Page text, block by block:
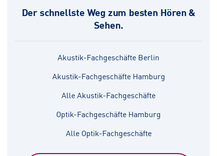
Der schnellste Weg zum besten Hören &
Sehen.
Akustik-Fachgeschäfte Berlin
Akustik-Fachgeschäfte Hamburg
Alle Akustik-Fachgeschäfte
Optik-Fachgeschäfte Hamburg
Alle Optik-Fachgeschäfte